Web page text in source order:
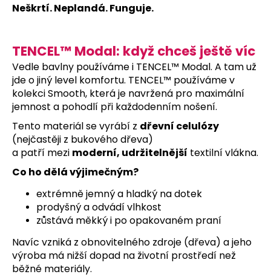
Neškrtí. Neplandá. Funguje.
TENCEL™ Modal: když chceš ještě víc
Vedle bavlny používáme i TENCEL™ Modal. A tam už
jde o jiný level komfortu. TENCEL™ používáme v
kolekciSmooth, která je navržená pro maximální
jemnost a pohodlí při každodenním nošení.
Tento materiál se vyrábí z dřevní celulózy
(nejčastěji z bukového dřeva)
a patří mezi moderní, udržitelnější textilní vlákna.
Co ho dělá výjimečným?
extrémně jemný a hladký na dotek
prodyšný a odvádí vlhkost
zůstává měkký i po opakovaném praní
Navíc vzniká z obnovitelného zdroje (dřeva) a jeho
výroba má nižší dopad na životní prostředí než
běžné materiály.
DESIRE
399
Kč